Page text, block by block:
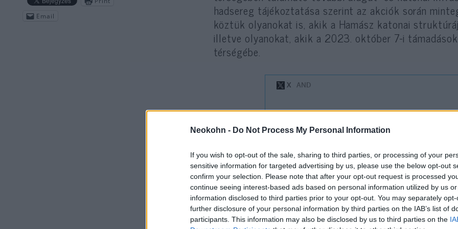
Neokohn - Do Not Process My Personal Information
If you wish to opt-out of the sale, sharing to third parties, or processing of your
sensitive information for targeted advertising by us, please use the below opt-out
confirm your selection. Please note that after your opt-out request is processed
continue seeing interest-based ads based on personal information utilized by us
information disclosed to third parties prior to your opt-out. You may separately
further disclosure of your personal information by third parties on the IAB’s list of
participants. This information may also be disclosed by us to third parties on the
hadsereg tájékoztatása szerint az akciók során
köztük olyanokat is, akik a Hamász katonai
illetve olyanokat, akik a 2023. október 7-i
térségébe.
Júdea és Szamáriában az izraeli katonák
Hamászhoz köthető gyanúsítottakat, valamint
illetve fegyverbirtoklással és -kereskedelemmel
„A következő október
Email